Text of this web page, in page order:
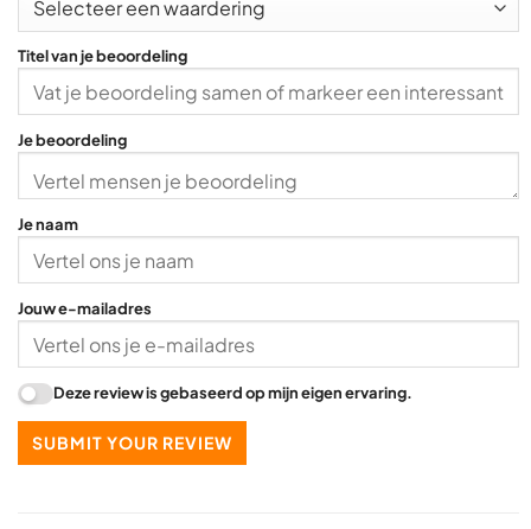
0
u
t
o
f
5
Titel van je beoordeling
Je beoordeling
Je naam
Jouw e-mailadres
Deze review is gebaseerd op mijn eigen ervaring.
SUBMIT YOUR REVIEW